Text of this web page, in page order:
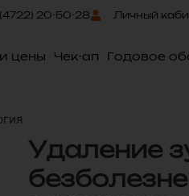
(4722) 20-50-28 Личный
цены Чек-ап Годовое
Удаление